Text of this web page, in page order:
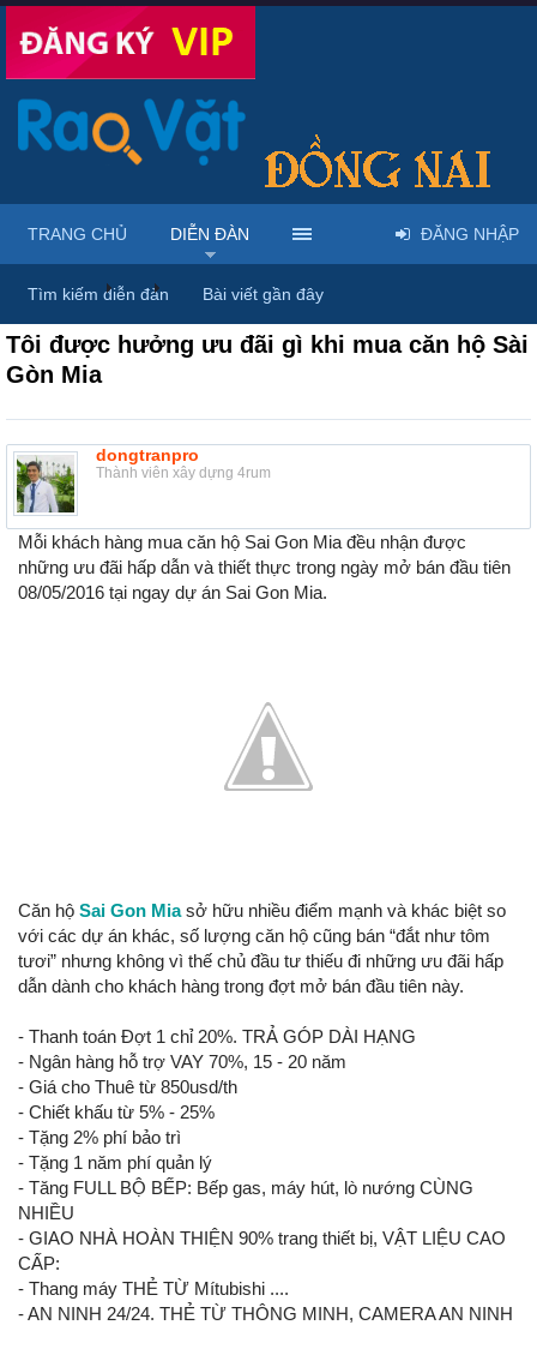
Diễn đàn ... Nhà đất – Bất động sản
Tôi được hưởng ưu đãi gì khi mua căn hộ Sài
Gòn Mia
dongtranpro
Thành viên xây dựng 4rum
Mỗi khách hàng mua căn hộ Sai Gon Mia đều nhận được
những ưu đãi hấp dẫn và thiết thực trong ngày mở bán đầu tiên
08/05/2016 tại ngay dự án Sai Gon Mia.
Căn hộ Sai Gon Miasở hữu nhiều điểm mạnh và khác biệt so
với các dự án khác, số lượng căn hộ cũng bán “đắt như tôm
tươi” nhưng không vì thế chủ đầu tư thiếu đi những ưu đãi hấp
dẫn dành cho khách hàng trong đợt mở bán đầu tiên này.
- Thanh toán Đợt 1 chỉ 20%. TRẢ GÓP DÀI HẠNG
- Ngân hàng hỗ trợ VAY 70%, 15 - 20 năm
- Giá cho Thuê từ 850usd/th
- Chiết khấu từ 5% - 25%
- Tặng 2% phí bảo trì
- Tặng 1 năm phí quản lý
- Tăng FULL BỘ BẾP: Bếp gas, máy hút, lò nướng CÙNG
NHIỀU
- GIAO NHÀ HOÀN THIỆN 90% trang thiết bị, VẬT LIỆU CAO
CẤP:
- Thang máy THẺ TỪ Mítubishi ....
- AN NINH 24/24. THẺ TỪ THÔNG MINH, CAMERA AN NINH
TRANG CHỦ DIỄN ĐÀN
Tìm kiếm diễn đàn Bài viết gần đây
ĐĂNG NHẬP